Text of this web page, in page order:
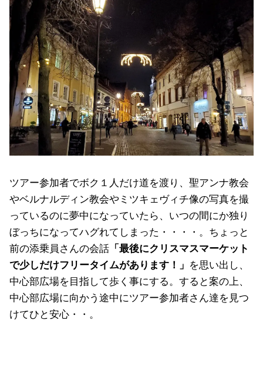
ツアー参加者でボク１人だけ道を渡り、聖アンナ教会
やベルナルディン教会やミツキェヴィチ像の写真を撮
っているのに夢中になっていたら、いつの間にか独り
ぼっちになってハグれてしまった・・・・。ちょっと
前の添乗員さんの会話 「最後にクリスマスマーケット
で少しだけフリータイムがあります！」 を思い出し、
中心部広場を目指して歩く事にする。すると案の上、
中心部広場に向かう途中にツアー参加者さん達を見つ
けてひと安心・・。